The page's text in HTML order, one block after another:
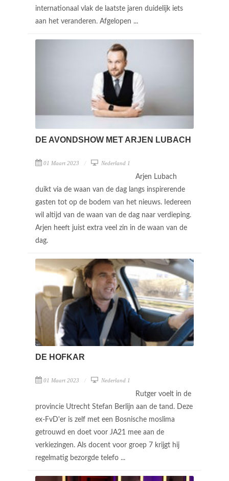
internationaal vlak de laatste jaren duidelijk iets
aan het veranderen. Afgelopen ...
DE AVONDSHOW MET ARJEN LUBACH
01 Maart 2023 Nederland 1
Arjen Lubach
duikt via de waan van de dag langs inspirerende
gasten tot op de bodem van het nieuws. Iedereen
wil altijd van de waan van de dag naar verdieping.
Arjen heeft juist extra veel zin in de waan van de
dag.
DE HOFKAR
01 Maart 2023 Nederland 1
Rutger voelt in de
provincie Utrecht Stefan Berlijn aan de tand. Deze
ex-FvD'er is zelf met een Bosnische moslima
getrouwd en doet voor JA21 mee aan de
verkiezingen. Als docent voor groep 7 krijgt hij
regelmatig bezorgde telefo ...